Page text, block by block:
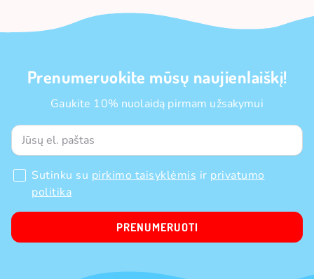
Prenumeruokite mūsų naujienlaiškį!
Gaukite 10% nuolaidą pirmam užsakymui
Sutinku su pirkimo taisyklėmis ir privatumo
politika
PRENUMERUOTI